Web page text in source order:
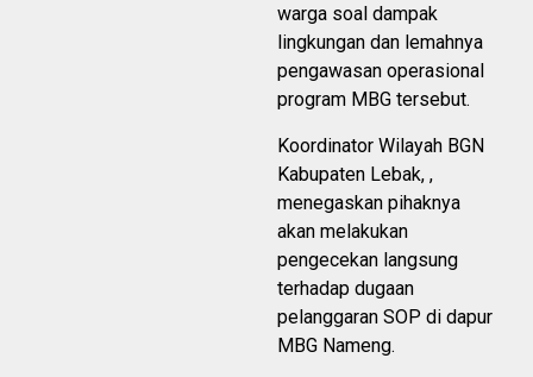
warga soal dampak
lingkungan dan lemahnya
pengawasan operasional
program MBG tersebut.
Koordinator Wilayah BGN
Kabupaten Lebak, ,
menegaskan pihaknya
akan melakukan
pengecekan langsung
terhadap dugaan
pelanggaran SOP di dapur
MBG Nameng.